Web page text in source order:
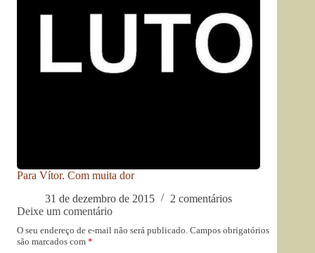
Para Vítor. Com muita dor
31 de dezembro de 2015
2 comentários
Deixe um comentário
O seu endereço de e-mail não será publicado. Campos obrigatórios
são marcados com *